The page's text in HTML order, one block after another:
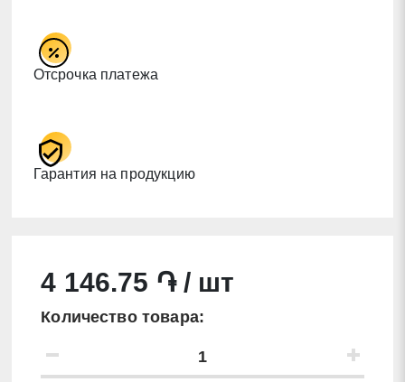
Отсрочка платежа
Гарантия на продукцию
4 146.75 ֏ / шт
Количество товара: